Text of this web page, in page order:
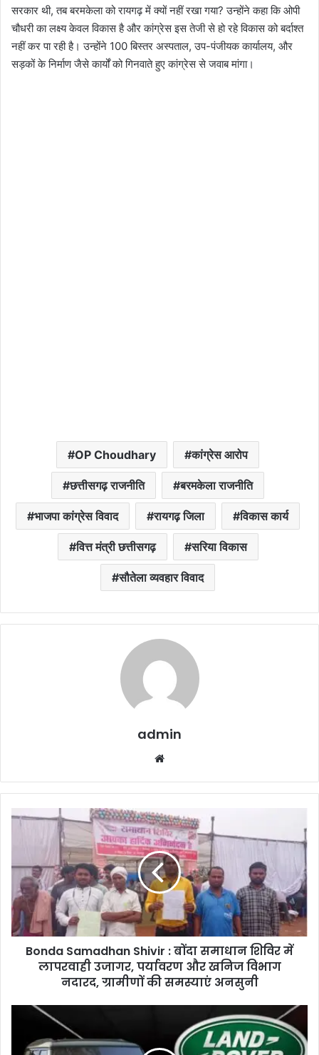
सरकार थी, तब बरमकेला को रायगढ़ में क्यों नहीं रखा गया? उन्होंने कहा कि ओपी
चौधरी का लक्ष्य केवल विकास है और कांग्रेस इस तेजी से हो रहे विकास को बर्दाश्त
नहीं कर पा रही है। उन्होंने 100 बिस्तर अस्पताल, उप-पंजीयक कार्यालय, और
सड़कों के निर्माण जैसे कार्यों को गिनवाते हुए कांग्रेस से जवाब मांगा।
OP Choudhary कांग्रेस आरोप
छत्तीसगढ़ राजनीति बरमकेला राजनीति
भाजपा कांग्रेस विवाद रायगढ़ जिला विकास कार्य
वित्त मंत्री छत्तीसगढ़ सरिया विकास
सौतेला व्यवहार विवाद
admin
Bonda
Samadhan
बोंदा
समाधान
शिविर
में
लापरवाही
उजागर,
विभाग
ग्रामीणों
Bonda Samadhan Shivir : बोंदा समाधान शिविर में
लापरवाही उजागर, पर्यावरण और खनिज विभाग
नदारद, ग्रामीणों की समस्याएं अनसुनी
Defender